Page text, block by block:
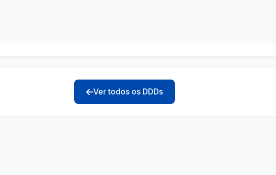
Ver todos os DDDs